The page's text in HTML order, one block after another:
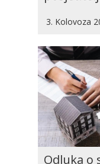
3. Kolovoza
Odluka o